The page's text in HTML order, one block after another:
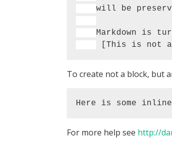
To create not a block, but
Here is some
For more help see http://